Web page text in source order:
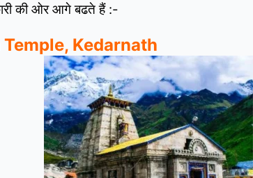
की ओर आगे बढते हैं :-
Temple, Kedarnath